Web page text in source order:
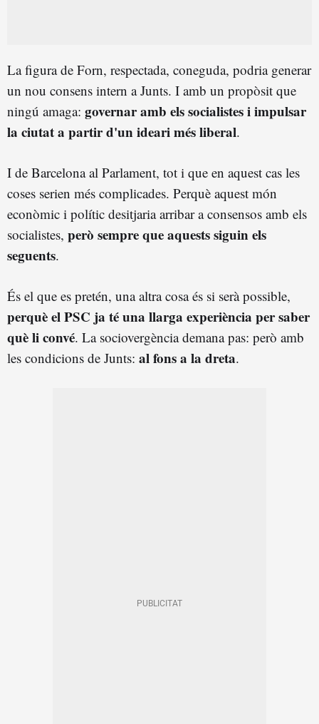
La figura de Forn, respectada, coneguda, podria generar
un nou consens intern a Junts. I amb un propòsit que
ningú amaga: governar amb els socialistes i impulsar
la ciutat a partir d'un ideari més liberal.
I de Barcelona al Parlament, tot i que en aquest cas les
coses serien més complicades. Perquè aquest món
econòmic i polític desitjaria arribar a consensos amb els
socialistes, però sempre que aquests siguin els
seguents.
És el que es pretén, una altra cosa és si serà possible,
perquè el PSC ja té una llarga experiència per saber
què li convé. La sociovergència demana pas: però amb
les condicions de Junts: al fons a la dreta.